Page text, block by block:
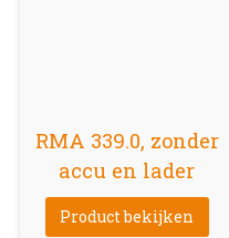
RMA 339.0, zonder
accu en lader
Product bekijken